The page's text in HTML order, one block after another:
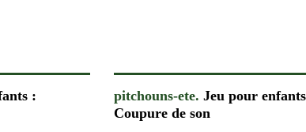
:
pitchouns-ete. Jeu pour
Coupure de son